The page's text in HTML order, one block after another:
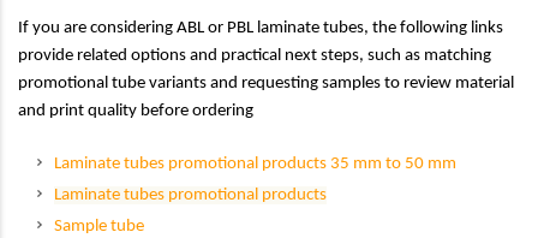
If you are considering ABL or PBL laminate tubes, the following links
provide related options and practical next steps, such as matching
promotional tube variants and requesting samples to review material
and print quality before ordering
Laminate tubes promotional products 35 mm to 50 mm
Laminate tubes promotional products
Sample tube